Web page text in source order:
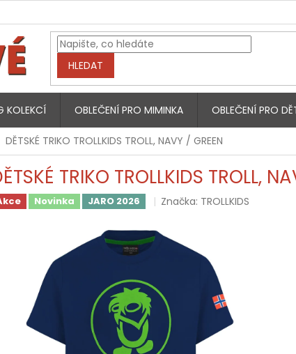
HLEDAT
KOLEKCÍ OBLEČENÍ PRO MIMINKA OBLEČENÍ PRO
DĚTSKÉ TRIKO TROLLKIDS TROLL, NAVY / GREEN
TRIKO TROLLKIDS TROLL,
Novinka JARO 2026 Značka: TROLLKIDS